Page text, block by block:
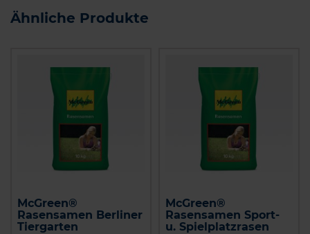
Ähnliche Produkte
McGreen®
Rasensamen Berliner
Tiergarten
McGreen®
Rasensamen Sport-
u. Spielplatzrasen